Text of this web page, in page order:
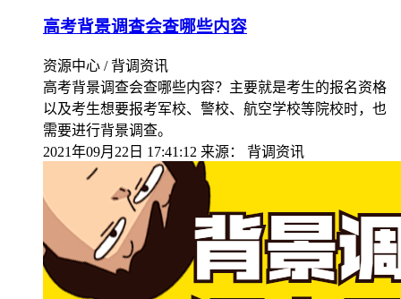
高考背景调查会查哪些内容
资源中心 / 背调资讯
高考背景调查会查哪些内容？主要就是考生的报名资格
以及考生想要报考军校、警校、航空学校等院校时，也
需要进行背景调查。
2021年09月22日 17:41:12 来源： 背调资讯